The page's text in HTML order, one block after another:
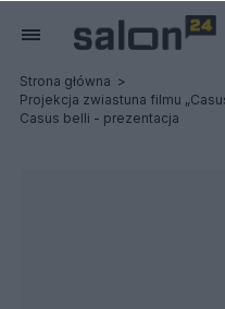
Strona główna
Casus belli - prezentacja